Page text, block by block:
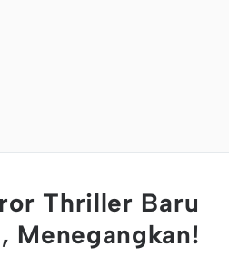
Thriller Baru
Menegangkan!